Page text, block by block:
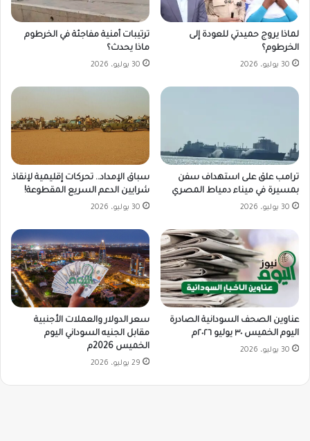
لماذا يروج حميدتي للعودة إلى
الخرطوم؟
30 يوليو، 2026
ترتيبات أمنية مفاجئة في الخرطوم
ماذا يحدث؟
30 يوليو، 2026
ترامب علق على استهداف سفن
بمسيرة في ميناء دمياط المصري
30 يوليو، 2026
سباق الإمداد.. تحركات إقليمية لإنقاذ
شرايين الدعم السريع المقطوعة!
30 يوليو، 2026
عناوين الصحف السودانية الصادرة
اليوم الخميس ٣٠ يوليو ٢٠٢٦م
30 يوليو، 2026
سعر الدولار والعملات الأجنبية
مقابل الجنيه السوداني اليوم
الخميس 2026م
29 يوليو، 2026